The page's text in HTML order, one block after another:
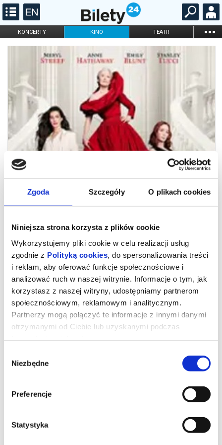
Zgoda Szczegóły O plikach cookies
Niniejsza strona korzysta z plików cookie
Wykorzystujemy pliki cookie w celu realizacji usług
zgodnie z Polityką cookies , do spersonalizowania treści
i reklam, aby oferować funkcje społecznościowe i
analizować ruch w naszej witrynie. Informacje o tym, jak
korzystasz z naszej witryny, udostępniamy partnerom
społecznościowym, reklamowym i analitycznym.
Partnerzy mogą połączyć te informacje z innymi danymi
otrzymanymi od Ciebie lub uzyskanymi podczas
zgody
Niezbędne
Preferencje
Statystyka
KONCERTY KINO TEATR ...
FILHARMONIA OPERA I BALET
DLA DZIECI
ONLINE KARNETY
DIABEŁ UBIERA SIĘ U PRADY 2
Miranda Priestly walczy ze swoją byłą asystentką Emily - a
papierowej.